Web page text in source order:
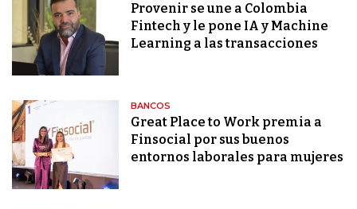
Provenir se une a Colombia
Fintech y le pone IA y Machine
Learning a las transacciones
BANCOS
Great Place to Work premia a
Finsocial por sus buenos
entornos laborales para mujeres